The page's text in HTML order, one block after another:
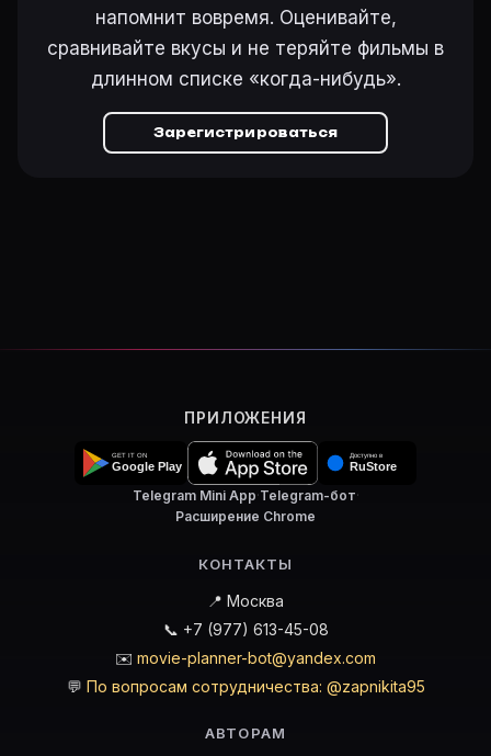
напомнит вовремя. Оценивайте,
сравнивайте вкусы и не теряйте фильмы в
длинном списке «когда-нибудь».
Зарегистрироваться
ПРИЛОЖЕНИЯ
Telegram Mini App·Telegram-бот·
Расширение Chrome
КОНТАКТЫ
📍 Москва
📞 +7 (977) 613-45-08
✉️ movie-planner-bot@yandex.com
💬 По вопросам сотрудничества: @zapnikita95
АВТОРАМ